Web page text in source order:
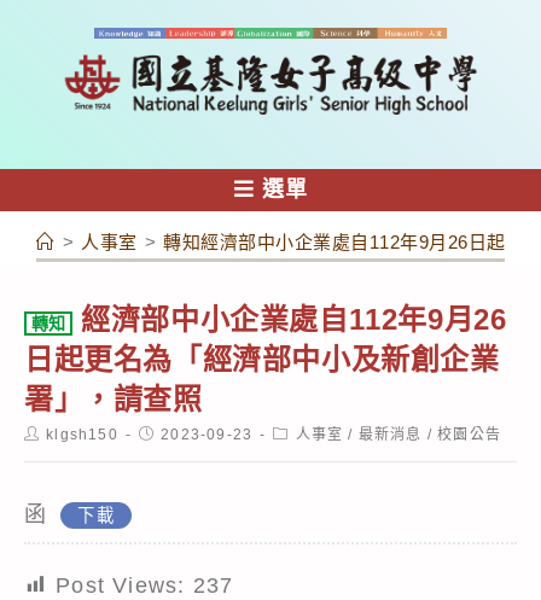
容
選單
> 人事室 > 轉知經濟部中小企業處自112年9月26日起更
轉知
經濟部中小企業處自112年9月26
日起更名為「經濟部中小及新創企業
署」，請查照
Postklgsh150
Post2023-09-23
Post人事室 / 最新消息 / 校園公告
函 下載
Post Views: 237